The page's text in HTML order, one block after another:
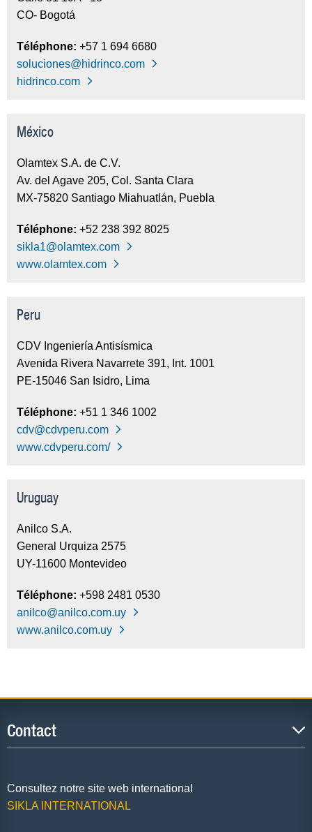
CO- Bogotá
Téléphone: +57 1 694 6680
soluciones@hidrinco.com
hidrinco.com
México
Olamtex S.A. de C.V.
Av. del Agave 205, Col. Santa Clara
MX-75820 Santiago Miahuatlán, Puebla
Téléphone: +52 238 392 8025
sikla1@olamtex.com
www.olamtex.com
Peru
CDV Ingeniería Antisísmica
Avenida Rivera Navarrete 391, Int. 1001
PE-15046 San Isidro, Lima
Téléphone: +51 1 346 1002
cdv@cdvperu.com
www.cdvperu.com/
Uruguay
Anilco S.A.
General Urquiza 2575
UY-11600 Montevideo
Téléphone: +598 2481 0530
anilco@anilco.com.uy
www.anilco.com.uy
Contact
Consultez notre site web international
SIKLA INTERNATIONAL